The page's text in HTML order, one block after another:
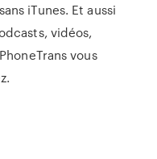
iTunes. Et aussi
vidéos,
vous